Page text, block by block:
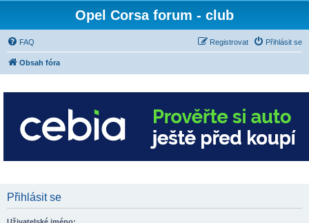
Opel Corsa forum - club
FAQ Přihlásit se
Registrovat
Obsah fóra
Přihlásit se